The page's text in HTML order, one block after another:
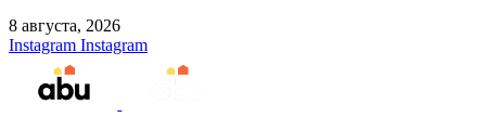
8 августа, 2026
Instagram Instagram